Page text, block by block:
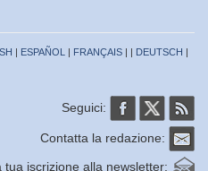
| ESPAÑOL | FRANÇAIS | | DEUTSCH |
Seguici:
Contatta la redazione:
tua iscrizione alla newsletter: